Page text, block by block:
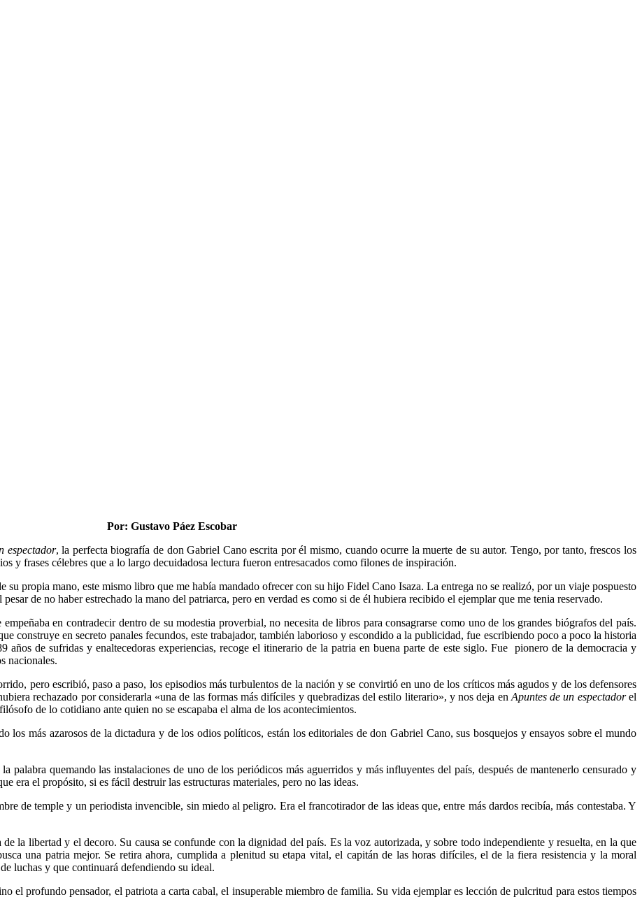
Por: Gustavo Páez Escobar
espectador, la perfecta biografía de don Gabriel Cano escrita por él mismo, cuando ocurre la muerte de su autor. Tengo, por tanto, frescos los
y frases célebres que a lo largo decuidadosa lectura fueron entresacados como filones de inspira­ción.
propia mano, este mismo libro que me había mandado ofrecer con su hijo Fidel Cano Isaza. La entrega no se realizó, por un viaje pospuesto
de no haber estrechado la mano del patriarca, pero en verdad es como si de él hubiera recibido el ejemplar que me tenia reservado.
en contradecir dentro de su modestia proverbial, no necesita de libros para consagrarse como uno de los grandes biógrafos del país.
construye en secreto panales fe­cundos, este trabajador, también la­borioso y escondido a la publicidad, fue escribiendo poco a poco la historia
años de sufridas y enaltecedoras experiencias, recoge el itinerario de la patria en buena parte de este siglo. Fue pionero de la democracia y
nacionales.
pero escribió, paso a paso, los epi­sodios más turbulentos de la nación y se convirtió en uno de los críticos más agudos y de los defensores
rechazado por considerarla «una de las formas más difíciles y quebradizas del estilo literario», y nos deja en Apuntes de un espectadorel
de lo cotidiano ante quien no se escapaba el alma de los acontecimientos.
los más azarosos de la dictadura y de los odios políticos, están los editoriales de don Gabriel Cano, sus bosquejos y ensayos sobre el mundo
palabra quemando las instalaciones de uno de los periódicos más aguerridos y más influyentes del país, después de mantenerlo censurado y
era el propó­sito, si es fácil destruir las estructu­ras materiales, pero no las ideas.
de temple y un periodista invencible, sin miedo al peligro. Era el francotirador de las ideas que, entre más dardos recibía, más contestaba. Y
la libertad y el decoro. Su causa se confunde con la dignidad del país. Es la voz autorizada, y sobre todo independiente y resuelta, en la que
una patria mejor. Se retira ahora, cumplida a plenitud su etapa vital, el capitán de las horas difíciles, el de la fiera resistencia y la moral
luchas y que continuará defendiendo su ideal.
el profundo pensador, el patriota a carta cabal, el insuperable miembro de familia. Su vida ejemplar es lección de pulcritud para estos tiempos